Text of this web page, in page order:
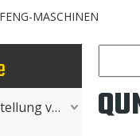
MASCHINEN
Maschine zur Herstellung von Betonprodukten